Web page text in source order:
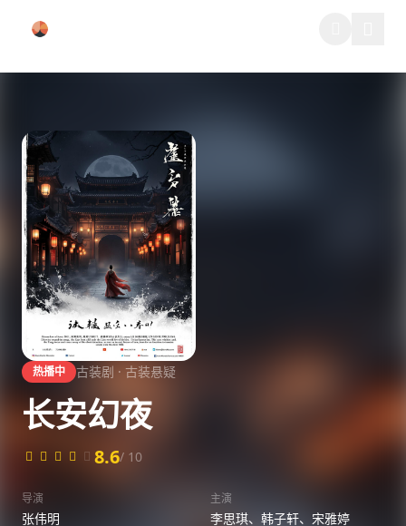
热播中 古装剧 · 古装悬疑
长安幻夜
8.6/ 10
导演
张伟明
主演
李思琪、韩子轩、宋雅婷